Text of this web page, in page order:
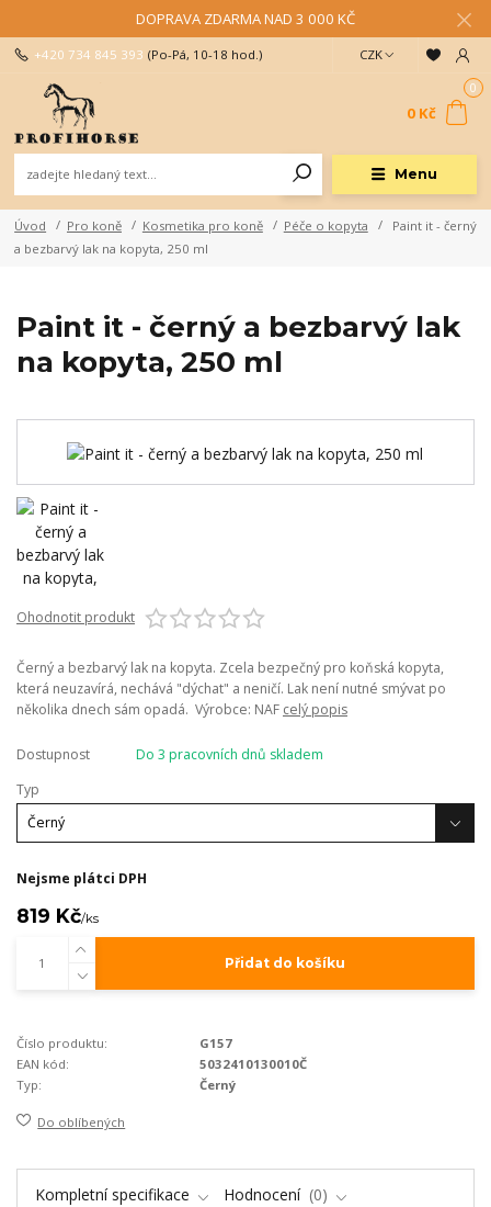
DOPRAVA ZDARMA NAD 3 000 KČ
Menu
CZK
+420 734 845 393 (Po-Pá, 10-18 hod.)
0
0 Kč
Úvod Pro koně Kosmetika pro koně Péče o kopyta
Paint it - černý
a bezbarvý lak na kopyta, 250 ml
Paint it - černý a bezbarvý lak
na kopyta, 250 ml
Ohodnotit produkt
Černý a bezbarvý lak na kopyta. Zcela bezpečný pro koňská kopyta,
která neuzavírá, nechává "dýchat" a neničí. Lak není nutné smývat po
několika dnech sám opadá. Výrobce: NAF celý popis
Dostupnost
Do 3 pracovních dnů skladem
Typ
Nejsme plátci DPH
819 Kč/ks
Přidat do košíku
Číslo produktu:
G157
EAN kód:
5032410130010Č
Typ:
Černý
Do oblíbených
Kompletní specifikace Hodnocení
0